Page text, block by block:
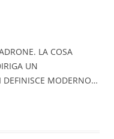
LA COSA
UN
DEFINISCE MODERNO…